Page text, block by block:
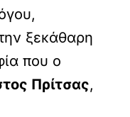
ξεκάθαρη
που ο
Πρίτσας,